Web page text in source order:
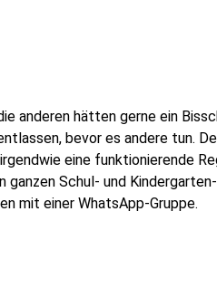
anderen hätten gerne ein
bevor es andere tun.
eine funktionierende
ganzen Schul- und
mit einer WhatsApp-Gruppe.